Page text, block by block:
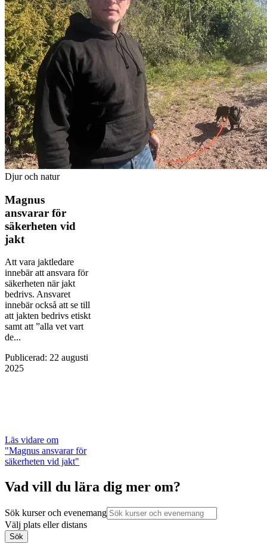
Djur och natur
Magnus
ansvarar för
säkerheten vid
jakt
Att vara jaktledare
innebär att ansvara för
säkerheten när jakt
bedrivs. Ansvaret
innebär också att se till
att jakten bedrivs etiskt
samt att ”alla vet vart
de...
Publicerad: 22 augusti
2025
Läs vidare om
"Magnus ansvarar för
säkerheten vid jakt"
Vad vill du lära dig mer om?
Sök kurser och evenemang
Välj plats eller distans
Sök